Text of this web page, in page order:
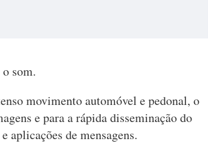
som.
movimento automóvel e pedonal, o
e para a rápida disseminação do
aplicações de mensagens.